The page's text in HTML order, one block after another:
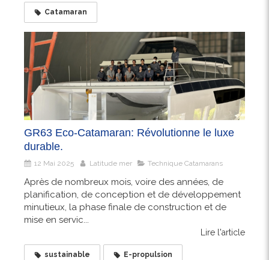
Catamaran
GR63 Eco-Catamaran: Révolutionne le luxe
durable.
12 Mai 2025 Latitude mer Technique Catamarans
Après de nombreux mois, voire des années, de
planification, de conception et de développement
minutieux, la phase finale de construction et de
mise en servic...
Lire l'article
sustainable E-propulsion